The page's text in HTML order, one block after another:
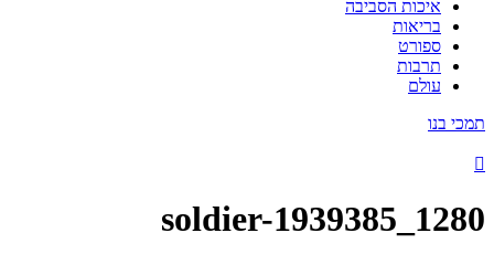
איכות הסביבה
בריאות
ספורט
תרבות
עולם
תמכי בנו
soldier-1939385_1280